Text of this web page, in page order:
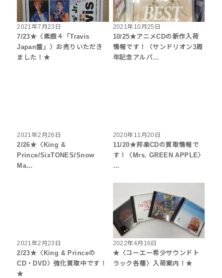
2021年7月23日
7/23★〈素顔４「Travis
Japan盤」〉お売りいただき
ました！★
2021年10月25日
10/25★アニメCDの新作入荷
情報です！〈サンドリオン3周
年記念アルバ…
2021年2月26日
2/26★〈King &
Prince/SixTONES/Snow
Ma…
2020年11月20日
11/20★邦楽CDの買取情報で
す！〈Mrs. GREEN APPLE〉
…
2021年2月23日
2/23★〈King & Princeの
CD・DVD〉強化買取中です！
★
2022年4月16日
★〈コーエー希少サウンドト
ラック各種〉入荷案内！★